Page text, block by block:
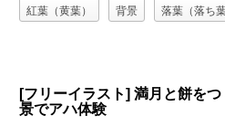
紅葉（黄葉） 背景 落葉（落ち葉
[フリーイラスト] 満月と餅を
景でアハ体験